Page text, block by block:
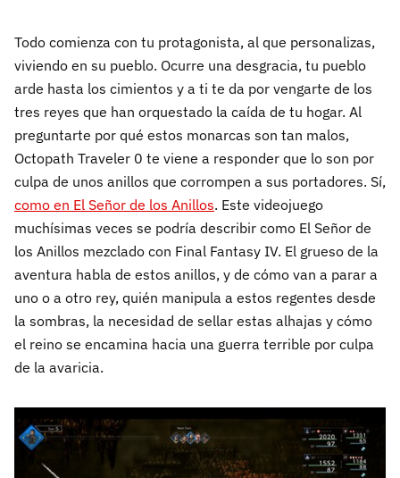
Todo comienza con tu protagonista, al que personalizas,
viviendo en su pueblo. Ocurre una desgracia, tu pueblo
arde hasta los cimientos y a ti te da por vengarte de los
tres reyes que han orquestado la caída de tu hogar. Al
preguntarte por qué estos monarcas son tan malos,
Octopath Traveler 0 te viene a responder que lo son por
culpa de unos anillos que corrompen a sus portadores. Sí,
como en El Señor de los Anillos. Este videojuego
muchísimas veces se podría describir como El Señor de
los Anillos mezclado con Final Fantasy IV. El grueso de la
aventura habla de estos anillos, y de cómo van a parar a
uno o a otro rey, quién manipula a estos regentes desde
la sombras, la necesidad de sellar estas alhajas y cómo
el reino se encamina hacia una guerra terrible por culpa
de la avaricia.